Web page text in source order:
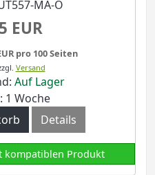
MA-O
EUR
pro 100 Seiten
Versand
Auf Lager
1 Woche
Details
kompatiblen Produkt